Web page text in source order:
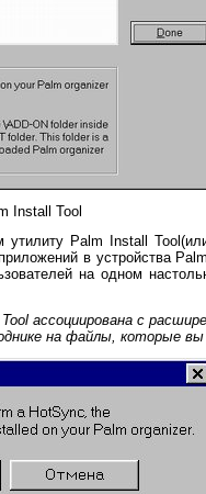
Install Tool
Palm Install
в устройства
на одном
ассоциирована с
на файлы, которые